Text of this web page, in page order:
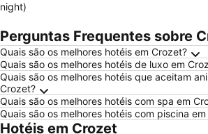
night)
Perguntas Frequentes sobre
Quais são os melhores hotéis em Crozet?
Quais são os melhores hotéis de luxo em
Quais são os melhores hotéis que aceitam
Crozet?
Quais são os melhores hotéis com spa em
Quais são os melhores hotéis com piscina
Hotéis em Crozet